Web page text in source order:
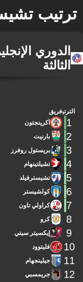
ترتيب
الدوري
الثالثة
الترتيبفريق
1 آكرينجتون
2 بارنيت
3 بريستول روفرز
4 تشيلتينهام
5 تشيسترفيلد
6 كولشيستر
7 كراولي تاون
8 كرو
9 إيكسيتر سيتي
10 فليتوود
11 جيلينجهام
12 جريمسبي